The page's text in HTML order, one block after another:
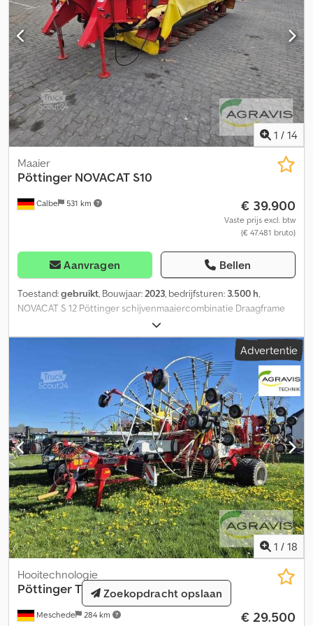
1 / 14
Calbe 531 km
Maaier
Pöttinger NOVACAT S10
€ 39.900
Vaste prijs excl. btw
(€ 47.481 bruto)
Aanvragen Bellen
Toestand:gebruikt, Bouwjaar: 2023, bedrijfsturen: 3.500 h,
NOVACAT S 12 Pöttinger schijvenmaaiercombinatie Draagframe
voor combinatie met frontmaaier met 3,00 m werkbreedte
Ondertrekkerpen cat. III Standaard transporttrommel
Waarschuwingsborden met verlichting NOVACAT 301 ALPHA-
MOTION PRO Pöttinger schijvenmaaier Dcodpfjygy Igex Ag Hok
Aftakas toerental 1000 t/min, draairichting rechts gezien in
rijrichting Standaard draairichting van de maaibalk Standaard
transporttrommel B285010 - Maaibalk-KIT Heavy Duty 3 m
Advertentie
1 / 18
Meschede 284 km
Hooitechnologie
PöttingerTOP 1252 C
€ 29.500
Zoekopdracht opslaan